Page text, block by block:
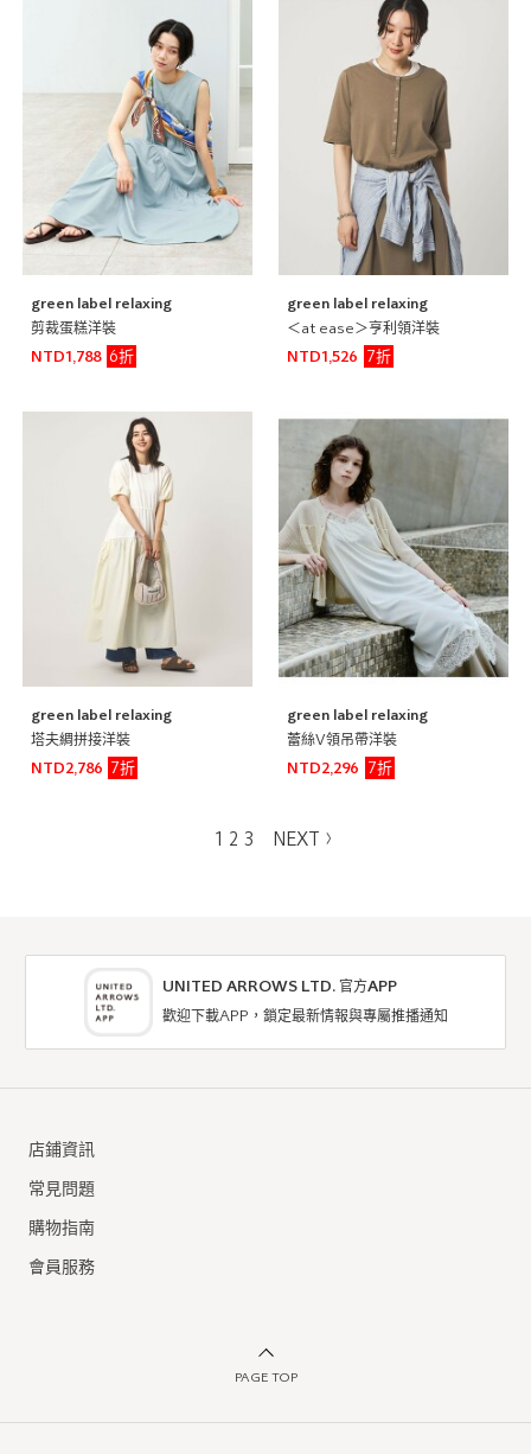
green label relaxing
剪裁蛋糕洋裝
NTD1,788
6折
green label relaxing
＜at ease＞亨利領洋裝
NTD1,526
7折
green label relaxing
塔夫綢拼接洋裝
NTD2,786
7折
green label relaxing
蕾絲V領吊帶洋裝
NTD2,296
7折
1 2 3 NEXT
UNITED ARROWS LTD. 官方APP
歡迎下載APP，鎖定最新情報與專屬推播通知
店鋪資訊
常見問題
購物指南
會員服務
PAGE TOP